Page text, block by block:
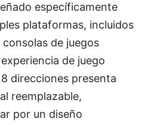
específicamente
plataformas, incluidos
de juegos
de juego
direcciones presenta
reemplazable,
por un diseño